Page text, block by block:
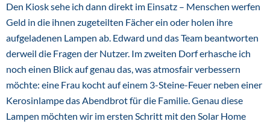
Den Kiosk sehe ich dann direkt im Einsatz – Menschen werfen
Geld in die ihnen zugeteilten Fächer ein oder holen ihre
aufgeladenen Lampen ab. Edward und das Team beantworten
derweil die Fragen der Nutzer. Im zweiten Dorf erhasche ich
noch einen Blick auf genau das, was atmosfair verbessern
möchte: eine Frau kocht auf einem 3-Steine-Feuer neben einer
Kerosinlampe das Abendbrot für die Familie. Genau diese
Lampen möchten wir im ersten Schritt mit den Solar Home